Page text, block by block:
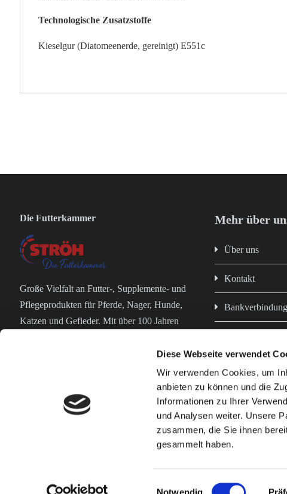
Diese Webseite verwendet
Wir verwenden Cookies, um
anbieten zu können und die
Informationen zu Ihrer
und Analysen weiter. Unsere
zusammen, die Sie ihnen
gesammelt haben.
Einwilligungsauswahl
Notwendig
Technologische Zusatzstoffe
Kieselgur (Diatomeenerde, gereinigt) E551c
Die Futterkammer
Große Vielfalt an Futter-, Supplemente- und
Pflegeprodukten für Pferde, Nager, Hunde,
Katzen und Gefieder. Mit über 100 Jahren
uns in erfahrenen und kompetenten Händen!
Mehr über
Über uns
Kontakt
Bankverbindung
AGB
Pferdefutter Kontaktieren Sie uns